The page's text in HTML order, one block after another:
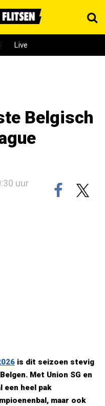
Live
Belgisch
uur
is dit seizoen stevig
Met Union SG en
een heel pak
maar ook